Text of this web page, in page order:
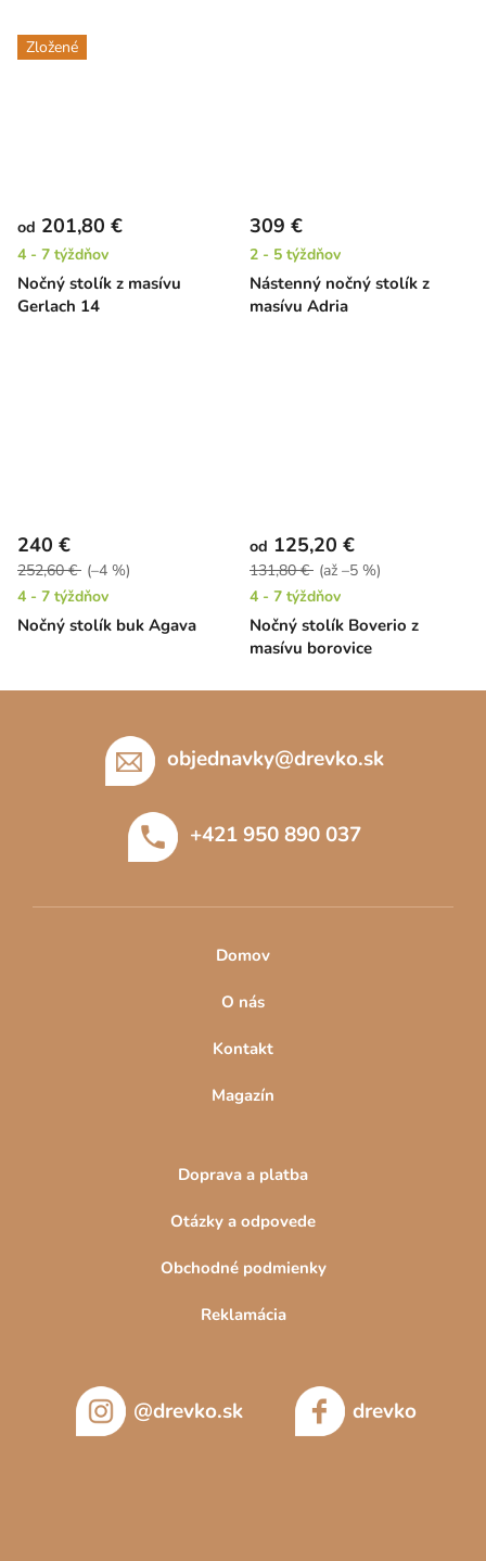
Zložené
Nočný stolík z masívu
Gerlach 14
od 201,80 €
4 - 7 týždňov
Nástenný nočný stolík z
masívu Adria
309 €
2 - 5 týždňov
Nočný stolík buk Agava
240 €
252,60 € (–4 %)
4 - 7 týždňov
Nočný stolík Boverio z
masívu borovice
od 125,20 €
131,80 € (až –5 %)
4 - 7 týždňov
objednavky@drevko.sk
+421 950 890 037
Domov
O nás
Kontakt
Magazín
Doprava a platba
Otázky a odpovede
Obchodné podmienky
Reklamácia
@drevko.sk drevko